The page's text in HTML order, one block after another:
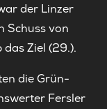
der Linzer
Schuss von
Ziel (29.).
die Grün-
Fersler